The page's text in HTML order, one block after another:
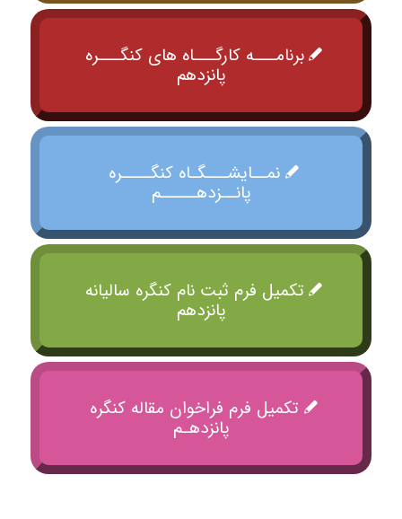
برنامـــه کارگـــاه های کنگـــره
پانزدهم
نمــایشـــگـاه کنگــــره
پانــزدهـــــم
تکمیل فرم ثبت نام کنگره سالیانه
پانزدهم
تکمیل فرم فراخوان مقاله کنگره
پانزدهـم